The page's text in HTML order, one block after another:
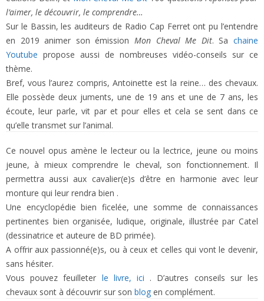
l’aimer, le découvrir, le comprendre…
Sur le Bassin, les auditeurs de Radio Cap Ferret ont pu l’entendre
en 2019 animer son émission Mon Cheval Me Dit. Sachaine
Youtube propose aussi de nombreuses vidéo-conseils sur ce
thème.
Bref, vous l’aurez compris, Antoinette est la reine… des chevaux.
Elle possède deux juments, une de 19 ans et une de 7 ans, les
écoute, leur parle, vit par et pour elles et cela se sent dans ce
qu’elle transmet sur l’animal.
Ce nouvel opus amène le lecteur ou la lectrice, jeune ou moins
jeune, à mieux comprendre le cheval, son fonctionnement. Il
permettra aussi aux cavalier(e)s d’être en harmonie avec leur
monture qui leur rendra bien .
Une encyclopédie bien ficelée, une somme de connaissances
pertinentes bien organisée, ludique, originale, illustrée par Catel
(dessinatrice et auteure de BD primée).
A offrir aux passionné(e)s, ou à ceux et celles qui vont le devenir,
sans hésiter.
Vous pouvez feuilleter le livre, ici . D’autres conseils sur les
chevaux sont à découvrir sur son blogen complément.